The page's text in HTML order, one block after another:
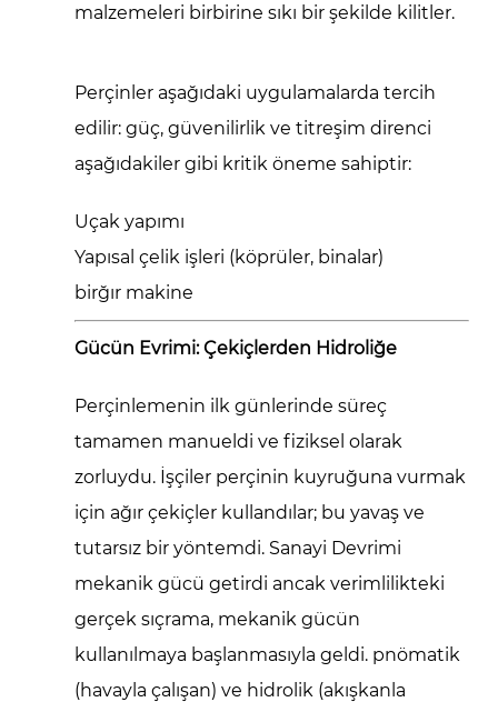
Akışkan
2.3.1
Her
İki
En
İyisi:
Pnömatik
Hidrolik
Aletler
Modern
Perçin
Aletlerinin
Avantajları
malzemeleri birbirine sıkı bir şekilde kilitler.
Perçinler aşağıdaki uygulamalarda tercih
edilir:güç, güvenilirlik ve titreşim direnci
aşağıdakiler gibi kritik öneme sahiptir:
Uçak yapımı
Yapısal çelik işleri (köprüler, binalar)
birğır makine
Gücün Evrimi: Çekiçlerden Hidroliğe
Perçinlemenin ilk günlerinde süreç
tamamen manueldi ve fiziksel olarak
zorluydu. İşçiler perçinin kuyruğuna vurmak
için ağır çekiçler kullandılar; bu yavaş ve
tutarsız bir yöntemdi. Sanayi Devrimi
mekanik gücü getirdi ancak verimlilikteki
gerçek sıçrama, mekanik gücün
kullanılmaya başlanmasıyla geldi. pnömatik
(havayla çalışan) ve hidrolik (akışkanla